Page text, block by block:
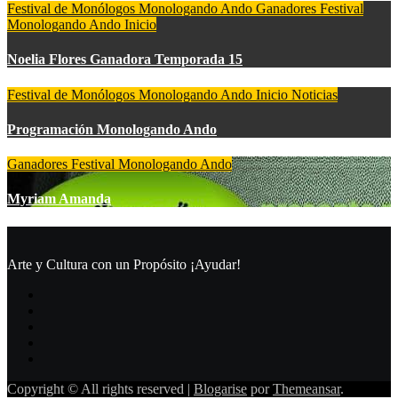
Festival de Monólogos Monologando Ando Ganadores Festival
Monologando Ando Inicio
Noelia Flores Ganadora Temporada 15
Festival de Monólogos Monologando Ando Inicio Noticias
Programación Monologando Ando
Ganadores Festival Monologando Ando
Myriam Amanda
Arte y Cultura con un Propósito ¡Ayudar!
Copyright © All rights reserved | Blogarise porThemeansar.